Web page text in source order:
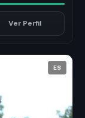
Ver Perfil
ES